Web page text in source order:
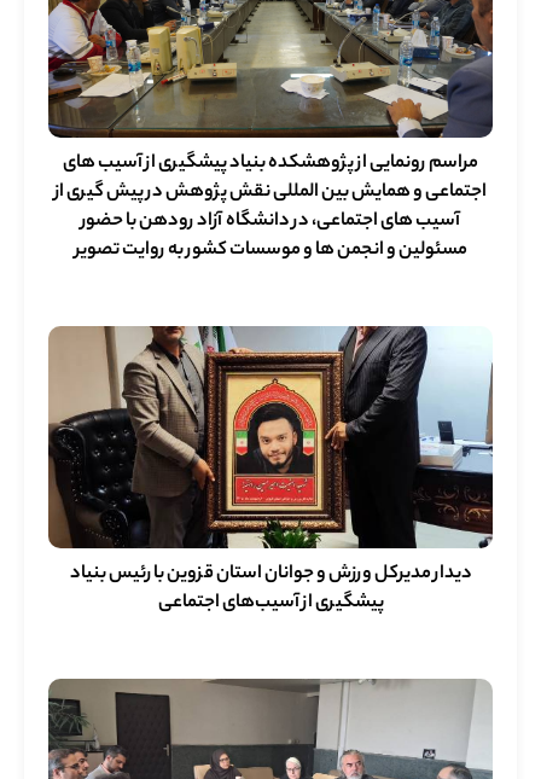
مراسم رونمایی از پژوهشکده بنیاد پیشگیری از آسیب های
اجتماعی و همایش بین المللی نقش پژوهش در پیش گیری از
آسیب های اجتماعی، در دانشگاه آزاد رودهن با حضور
مسئولین و انجمن ها و موسسات کشور به روایت تصویر
دیدار مدیرکل ورزش و جوانان استان قزوین با رئیس بنیاد
پیشگیری از آسیب‌های اجتماعی